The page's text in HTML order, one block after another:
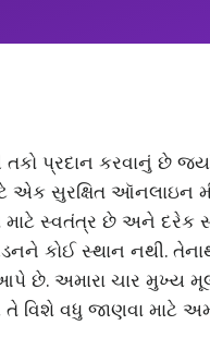
તકો પ્રદાન કરવાનું છે
એક સુરક્ષિત ઑનલાઇન
માટે સ્વતંત્ર છે અને દરેક
કોઈ સ્થાન નથી.
છે. અમારા ચાર મુખ્ય
વધુ જાણવા માટે